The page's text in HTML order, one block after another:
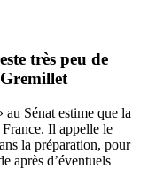
très peu de
au Sénat estime que la
Il appelle le
la préparation, pour
après d’éventuels